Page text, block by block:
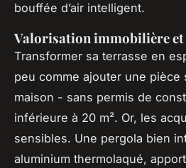
bouffée d’air intelligent.
Valorisation immobilière et
Transformer sa terrasse en
peu comme ajouter une pièce
maison - sans permis de
inférieure à 20 m². Or, les
sensibles. Une pergola bien
aluminium thermolaqué,